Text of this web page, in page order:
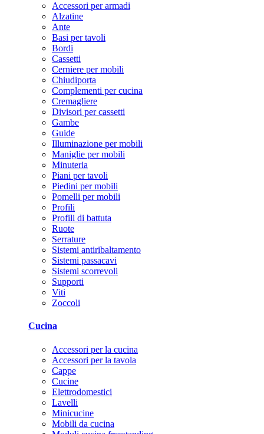
Accessori per armadi
Alzatine
Ante
Basi per tavoli
Bordi
Cassetti
Cerniere per mobili
Chiudiporta
Complementi per cucina
Cremagliere
Divisori per cassetti
Gambe
Guide
Illuminazione per mobili
Maniglie per mobili
Minuteria
Piani per tavoli
Piedini per mobili
Pomelli per mobili
Profili
Profili di battuta
Ruote
Serrature
Sistemi antiribaltamento
Sistemi passacavi
Sistemi scorrevoli
Supporti
Viti
Zoccoli
Cucina
Accessori per la cucina
Accessori per la tavola
Cappe
Cucine
Elettrodomestici
Lavelli
Minicucine
Mobili da cucina